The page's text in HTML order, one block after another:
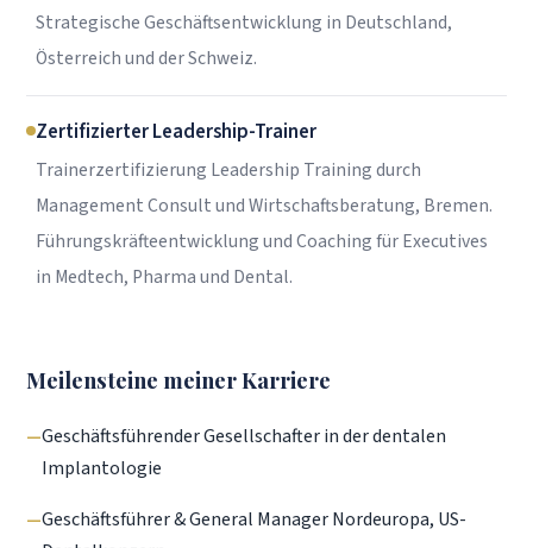
Strategische Geschäftsentwicklung in Deutschland,
Österreich und der Schweiz.
Zertifizierter Leadership-Trainer
Trainerzertifizierung Leadership Training durch
Management Consult und Wirtschaftsberatung, Bremen.
Führungskräfteentwicklung und Coaching für Executives
in Medtech, Pharma und Dental.
Meilensteine meiner Karriere
Geschäftsführender Gesellschafter in der dentalen
Implantologie
Geschäftsführer & General Manager Nordeuropa, US-